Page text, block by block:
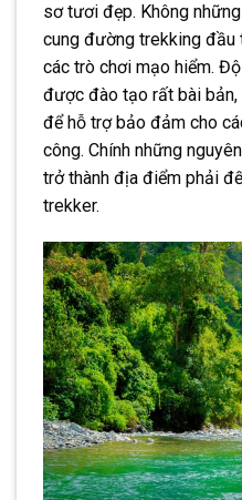
sơ tươi đẹp. Không
cung đường trekking đầu
các trò chơi mạo hiểm.
được đào tạo rất bài
để hỗ trợ bảo đảm cho
công. Chính những
trở thành địa điểm phải
trekker.